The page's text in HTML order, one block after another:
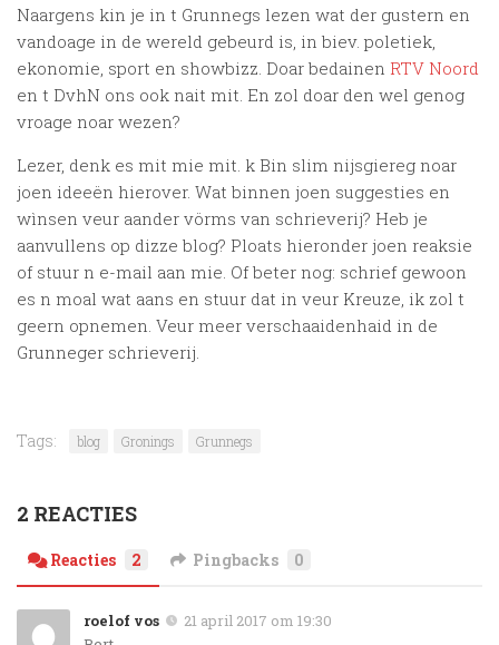
Naargens kin je in t Grunnegs lezen wat der gustern en
vandoage in de wereld gebeurd is, in biev. poletiek,
ekonomie, sport en showbizz. Doar bedainen RTV Noord
en t DvhN ons ook nait mit. En zol doar den wel genog
vroage noar wezen?
Lezer, denk es mit mie mit. k Bin slim nijsgiereg noar
joen ideeën hierover. Wat binnen joen suggesties en
wìnsen veur aander vörms van schrieverij? Heb je
aanvullens op dizze blog? Ploats hieronder joen reaksie
of stuur n e-mail aan mie. Of beter nog: schrief gewoon
es n moal wat aans en stuur dat in veur Kreuze, ik zol t
geern opnemen. Veur meer verschaaidenhaid in de
Grunneger schrieverij.
Tags: blog Gronings Grunnegs
2 REACTIES
Reacties 2 Pingbacks 0
roelof vos
21 april 2017 om 19:30